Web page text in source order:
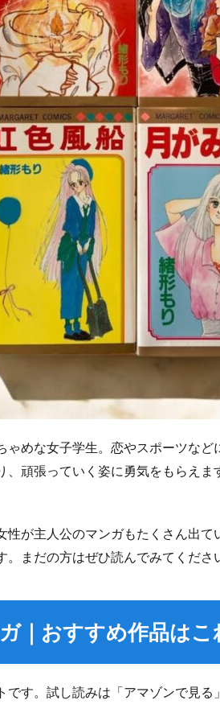
めな女子学生。恋やスポーツな
頑張っていく姿に勇気をもらえ
が主人公のマンガもたくさん出
まだの方はぜひ読んでみてくださ
｜おすすめ作品はこ
す。試し読みは「アマゾンで見